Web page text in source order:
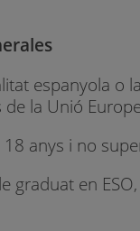
espanyola o
la Unió
anys i no
graduat en